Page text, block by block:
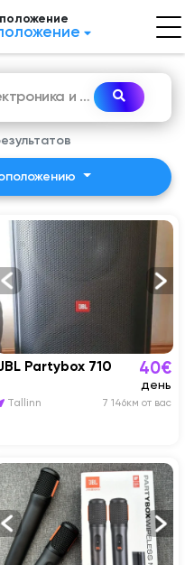
Partybox 710 40€
день
Tallinn 7 146км от вас